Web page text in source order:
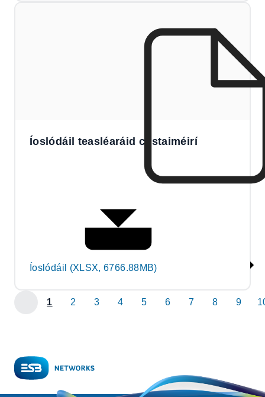
Íoslódáil teasléaráid custaiméirí
Íoslódáil (XLSX, 6766.88MB)
previous
1 2 3 4 5 6 7 8 9